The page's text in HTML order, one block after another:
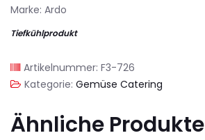
Marke: Ardo
Tiefkühlprodukt
Artikelnummer: F3-726
Kategorie: Gemüse Catering
Ähnliche Produkte